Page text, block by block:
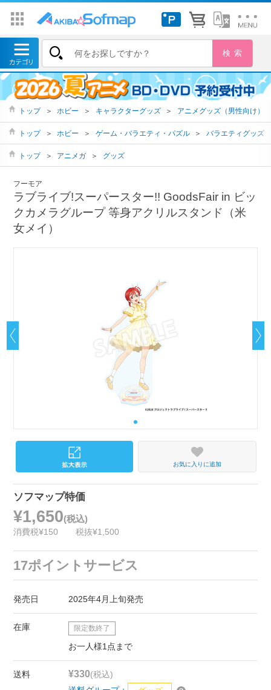
トップ ＞ ホビー ＞ キャラクターグッズ ＞ アニメグッズ（男性向け）
トップ ＞ ホビー ＞ ゲーム・バラエティ・パズル ＞ バラエティグッズ
トップ ＞ アニメガ ＞ グッズ
フーモア
ラブライブ!スーパースター!! GoodsFair in ビッ
クカメラグループ 等身アクリルスタンド（米
女メイ）
お気に入りに追加
ソフマップ特価
¥1,650(税込)
消費税¥150 税抜¥1,500
17ポイントサービス
発売日 2025年4月上旬発売
在庫 限定数終了
お一人様1点まで
送料 ¥330(税込)